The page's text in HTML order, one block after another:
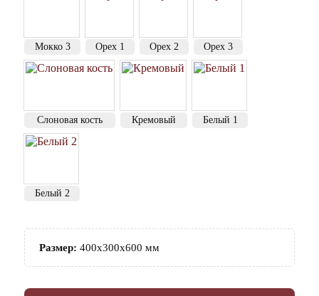
Мокко 3 Орех 1 Орех 2 Орех 3
Слоновая кость Кремовый Белый 1
Белый 2
Размер: 400х300х600 мм